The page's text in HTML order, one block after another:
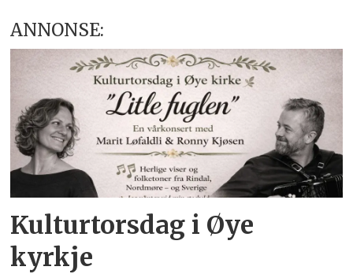
ANNONSE:
Kulturtorsdag i Øye
kyrkje